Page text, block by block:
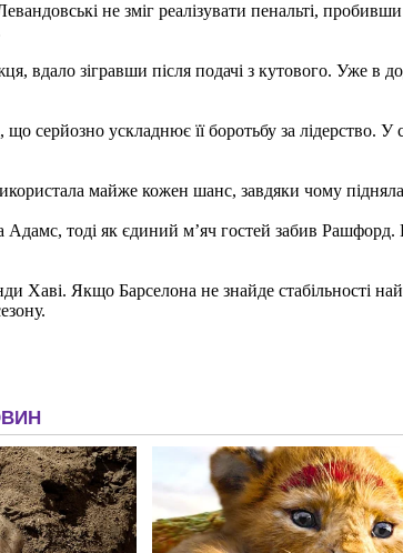
не зміг реалізувати пенальті,
вдало зігравши після подачі з кутового. Уже в
серйозно ускладнює її боротьбу за лідерство.
майже кожен шанс, завдяки чому
Адамс, тоді як єдиний м’яч гостей забив
Хаві. Якщо Барселона не знайде стабільності